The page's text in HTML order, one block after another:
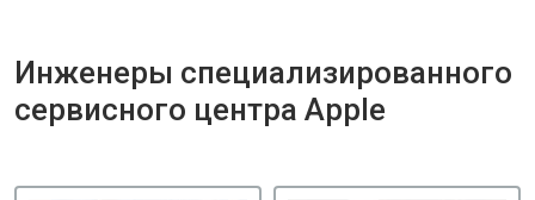
Инженеры специализированного
сервисного центра Apple